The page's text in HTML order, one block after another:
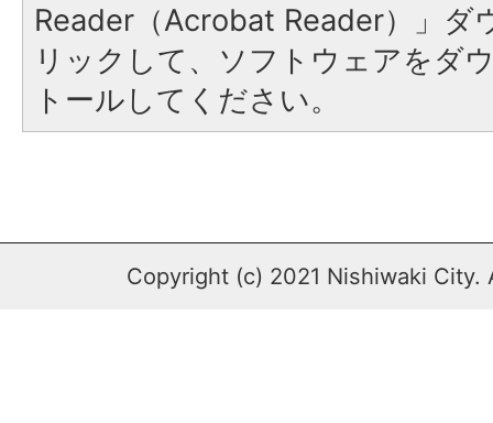
Reader（Acrobat Reader）」ダ
リックして、ソフトウェアをダ
トールしてください。
Copyright (c) 2021 Nishiwaki City.